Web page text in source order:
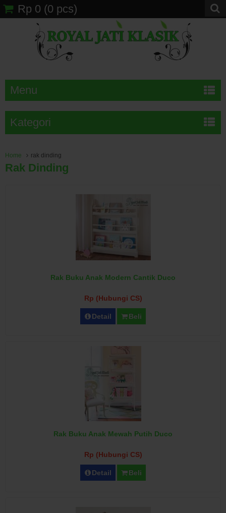
Rp 0 (0 pcs)
Menu
Kategori
Home rak dinding
Rak Dinding
Rak Buku Anak Modern Cantik Duco
Rp (Hubungi CS)
Detail Beli
Rak Buku Anak Mewah Putih Duco
Rp (Hubungi CS)
Detail Beli